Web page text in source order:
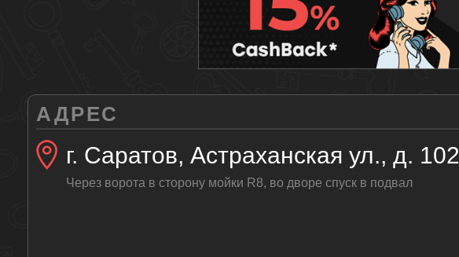
АДРЕС
г. Саратов, Астраханская ул., д. 102
Через ворота в сторону мойки R8, во дворе спуск в подвал